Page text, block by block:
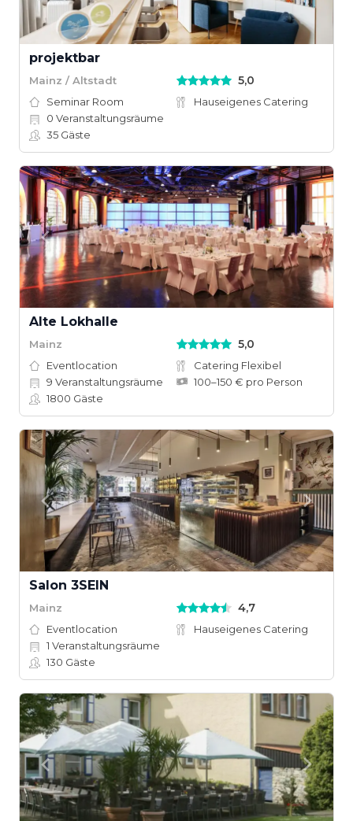
projektbar
Mainz / Altstadt 5,0
Seminar Room
Hauseigenes Catering
0 Veranstaltungsräume
35 Gäste
Alte Lokhalle
Mainz 5,0
Eventlocation
Catering Flexibel
9 Veranstaltungsräume
100–150 € pro Person
1800 Gäste
Salon 3SEIN
Mainz 4,7
Eventlocation
Hauseigenes Catering
1 Veranstaltungsräume
130 Gäste